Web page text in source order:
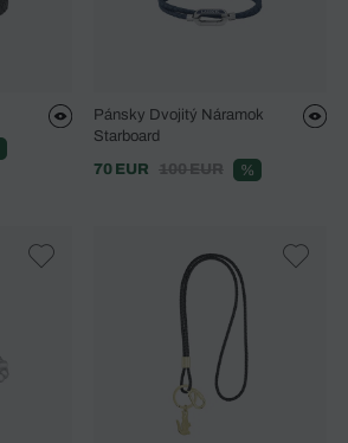
Pánsky Dvojitý Náramok
Starboard
70 EUR
100 EUR %